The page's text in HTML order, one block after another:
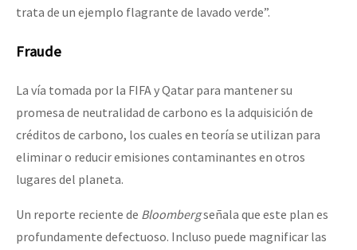
trata de un ejemplo flagrante de lavado verde”.
Fraude
La vía tomada por la FIFA y Qatar para mantener su
promesa de neutralidad de carbono es la adquisición de
créditos de carbono, los cuales en teoría se utilizan para
eliminar o reducir emisiones contaminantes en otros
lugares del planeta.
Un reporte reciente de Bloombergseñala que este plan es
profundamente defectuoso. Incluso puede magnificar las